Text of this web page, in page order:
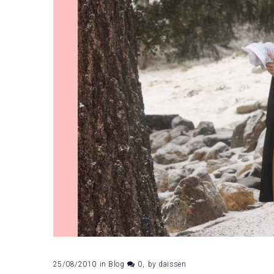
25/08/2010 in Blog 0 by daissen